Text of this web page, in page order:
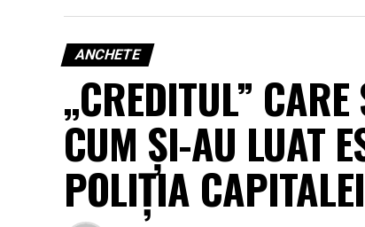
ANCHETE
„CREDITUL”
CUM ȘI-AU LUAT
POLIȚIA CAPITALEI